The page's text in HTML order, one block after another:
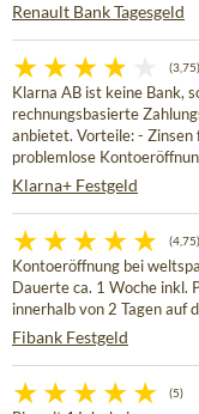
Renault Bank Tagesgeld
(3,75)
Klarna AB ist keine Bank,
rechnungsbasierte
anbietet. Vorteile: - Zinsen
problemlose
Klarna+ Festgeld
(4,75)
Kontoeröffnung bei
Dauerte ca. 1 Woche inkl.
innerhalb von 2 Tagen auf
Fibank Festgeld
(5)